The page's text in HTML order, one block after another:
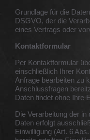
Grundlage für die
DSGVO, der die
eines Vertrags oder
Kontaktformular
Per Kontaktformular
einschließlich Ihrer
Anfrage bearbeiten zu
Anschlussfragen
Daten findet ohne Ihre
Die Verarbeitung der
Daten erfolgt
Einwilligung (Art. 6